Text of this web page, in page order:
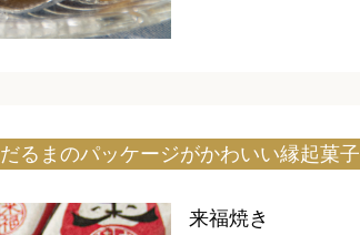
だるまのパッケージがかわいい縁起菓子
来福焼き